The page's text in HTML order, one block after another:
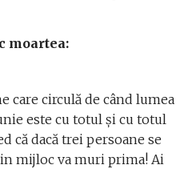
moartea:
care circulă de când lumea
este cu totul și cu totul
că dacă trei persoane se
mijloc va muri prima! Ai